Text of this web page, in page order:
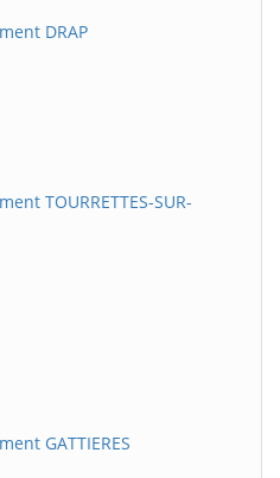
DRAP
TOURRETTES-SUR-
GATTIERES